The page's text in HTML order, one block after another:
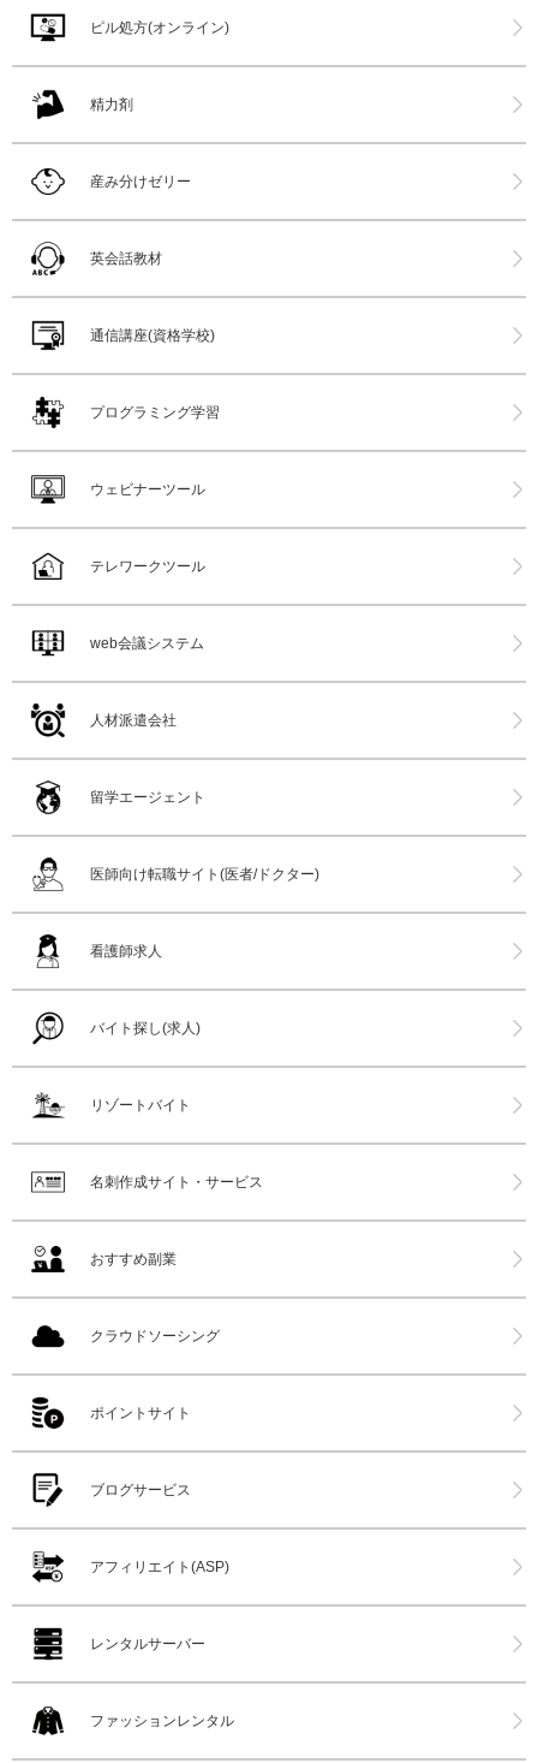
ピル処方(オンライン)
精力剤
産み分けゼリー
英会話教材
通信講座(資格学校)
プログラミング学習
ウェビナーツール
テレワークツール
web会議システム
人材派遣会社
留学エージェント
医師向け転職サイト(医者/ドクター)
看護師求人
バイト探し(求人)
リゾートバイト
名刺作成サイト・サービス
おすすめ副業
クラウドソーシング
ポイントサイト
ブログサービス
アフィリエイト(ASP)
レンタルサーバー
ファッションレンタル